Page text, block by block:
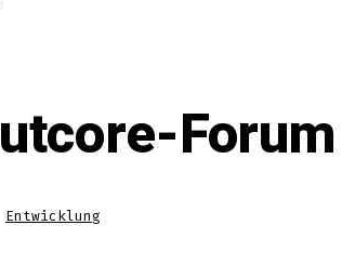
Forum
Entwicklung